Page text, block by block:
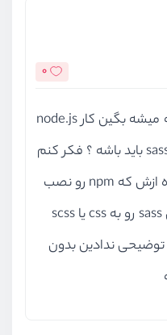
0
درضمن یه سوال کوچیک دیگه میشه بگین کار node.js
چیه ؟ و برای چی قبل از نصب sass باید باشه ؟ فکر کنم
یه ابزاری هستش که با استفاده ازش که npm رو نصب
کردیم میتونیم با استفاده ازش sass رو به css یا scss
ندادین بدون